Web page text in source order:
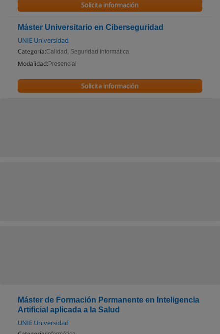
Solicita información
Máster Universitario en Ciberseguridad
UNIE Universidad
Categoría:Calidad, Seguridad Informática
Modalidad: Presencial
Solicita información
Máster de Formación Permanente en Inteligencia
Artificial aplicada a la Salud
UNIE Universidad